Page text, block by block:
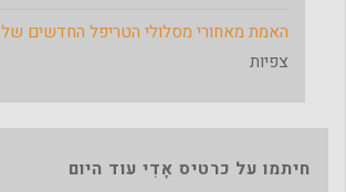
האמת מאחורי מסלולי הטריפל החדשים של HOT
צפיות
חיתמו על כרטיס אָדִי עוד היום